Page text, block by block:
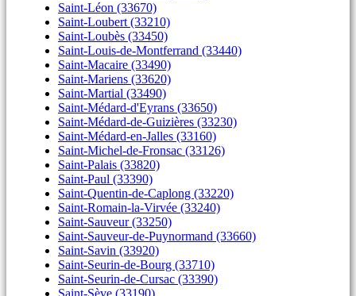
Saint-Léon (33670)
Saint-Loubert (33210)
Saint-Loubès (33450)
Saint-Louis-de-Montferrand (33440)
Saint-Macaire (33490)
Saint-Mariens (33620)
Saint-Martial (33490)
Saint-Médard-d'Eyrans (33650)
Saint-Médard-de-Guizières (33230)
Saint-Médard-en-Jalles (33160)
Saint-Michel-de-Fronsac (33126)
Saint-Palais (33820)
Saint-Paul (33390)
Saint-Quentin-de-Caplong (33220)
Saint-Romain-la-Virvée (33240)
Saint-Sauveur (33250)
Saint-Sauveur-de-Puynormand (33660)
Saint-Savin (33920)
Saint-Seurin-de-Bourg (33710)
Saint-Seurin-de-Cursac (33390)
Saint-Sève (33190)